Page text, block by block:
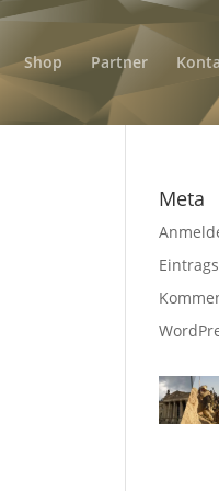
Shop Partner
Meta